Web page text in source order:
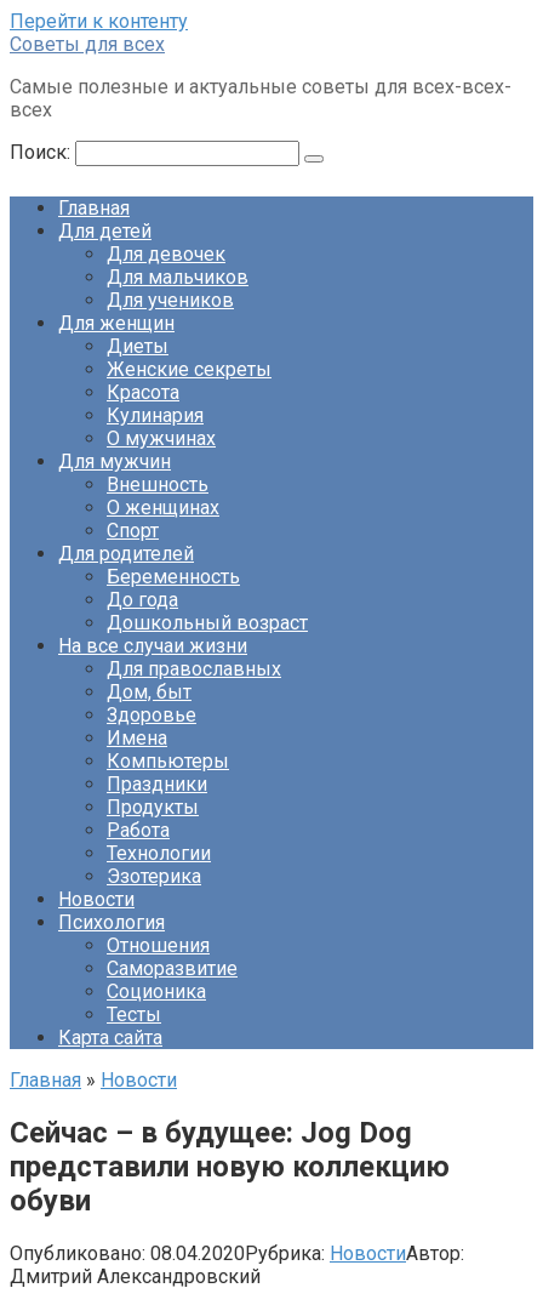
Перейти к контенту
Советы для всех
Самые полезные и актуальные советы для всех-всех-
всех
Поиск:
Главная
Для детей
Для девочек
Для мальчиков
Для учеников
Для женщин
Диеты
Женские секреты
Красота
Кулинария
О мужчинах
Для мужчин
Внешность
О женщинах
Спорт
Для родителей
Беременность
До года
Дошкольный возраст
На все случаи жизни
Для православных
Дом, быт
Здоровье
Имена
Компьютеры
Праздники
Продукты
Работа
Технологии
Эзотерика
Новости
Психология
Отношения
Саморазвитие
Соционика
Тесты
Карта сайта
Главная » Новости
Сейчас – в будущее: Jog Dog
представили новую коллекцию
обуви
Опубликовано: 08.04.2020Рубрика: НовостиАвтор:
Дмитрий Александровский